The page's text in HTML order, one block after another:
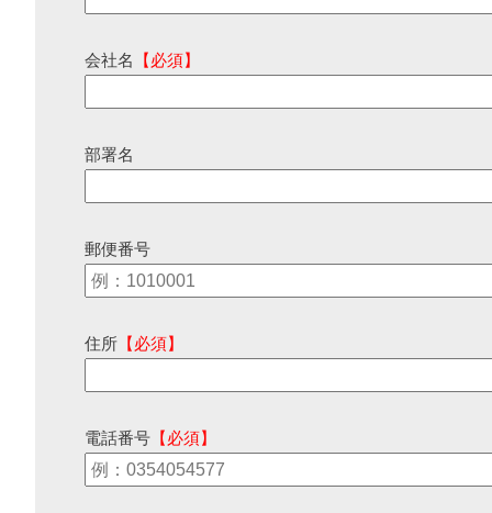
会社名 【必須】
部署名
郵便番号
住所 【必須】
電話番号 【必須】